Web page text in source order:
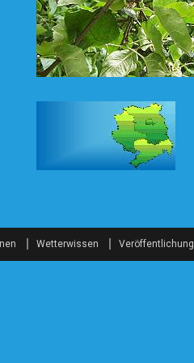
Wetterwissen Veröffentlichung